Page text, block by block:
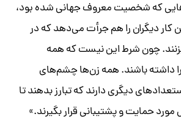
که شخصیت معروف جهانی شده بود،
کار دیگران را هم جرأت می‌دهد که در
چون شرط این نیست که همه
باشند. همه زن‌ها چشم‌های
دیگری دارند که تبارز بدهند تا
حمایت و پشتیبانی قرار بگیرند.»